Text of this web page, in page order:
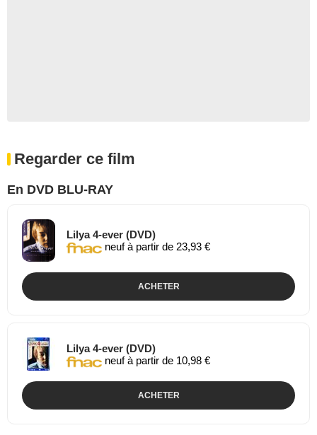
Regarder ce film
En DVD BLU-RAY
Lilya 4-ever (DVD)
neuf à partir de 23,93 €
ACHETER
Lilya 4-ever (DVD)
neuf à partir de 10,98 €
ACHETER